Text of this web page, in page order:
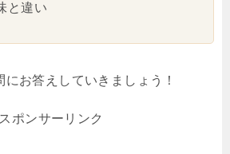
と違い
お答えしていきましょう！
スポンサーリンク